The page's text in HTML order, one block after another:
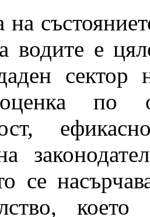
на
водите е
сектор
по
се